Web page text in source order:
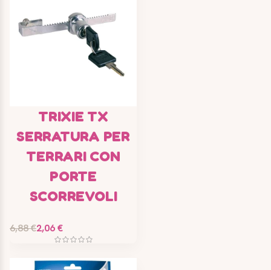
TRIXIE TX
SERRATURA PER
TERRARI CON
PORTE
SCORREVOLI
6,88 €2,06 €